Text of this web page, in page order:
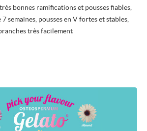
bonnes ramifications et pousses fiables,
semaines, pousses en V fortes et stables,
très facilement